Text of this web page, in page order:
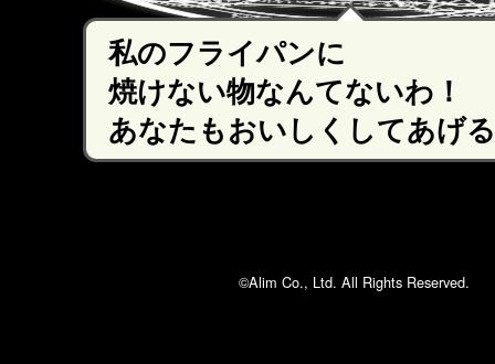
私のフライパンに
焼けない物なんてないわ！
あなたもおいしくしてあげ
©Alim Co., Ltd. All Rights Reserved.